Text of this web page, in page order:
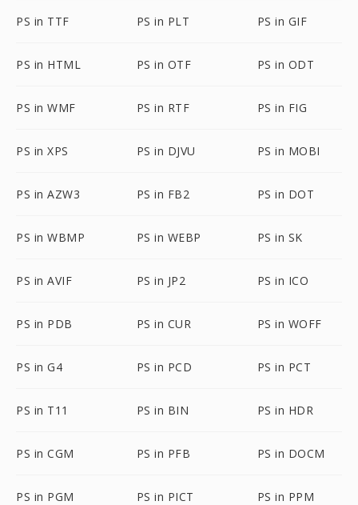
PS in TTF PS in PLT PS in GIF
PS in HTML PS in OTF PS in ODT
PS in WMF PS in RTF PS in FIG
PS in XPS PS in DJVU PS in MOBI
PS in AZW3 PS in FB2 PS in DOT
PS in WBMP PS in WEBP PS in SK
PS in AVIF PS in JP2 PS in ICO
PS in PDB PS in CUR PS in WOFF
PS in G4 PS in PCD PS in PCT
PS in T11 PS in BIN PS in HDR
PS in CGM PS in PFB PS in DOCM
PS in PGM PS in PICT PS in PPM